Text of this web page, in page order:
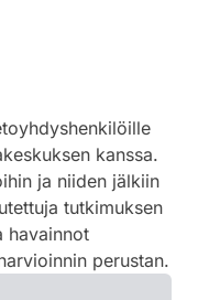
kanssa.
ja niiden jälkiin
tutkimuksen
havainnot
perustan.